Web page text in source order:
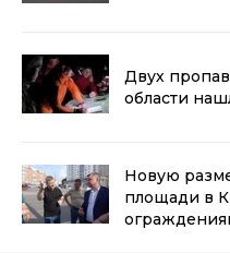
Двух
области
Новую
площади в